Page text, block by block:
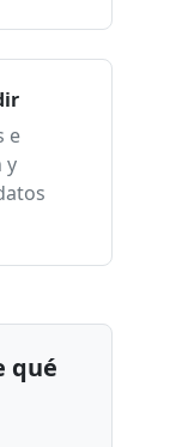
e
y
qué